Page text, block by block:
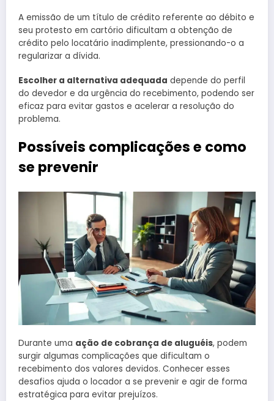
A emissão de um título de crédito referente ao débito e
seu protesto em cartório dificultam a obtenção de
crédito pelo locatário inadimplente, pressionando-o a
regularizar a dívida.
Escolher a alternativa adequada depende do perfil
do devedor e da urgência do recebimento, podendo ser
eficaz para evitar gastos e acelerar a resolução do
problema.
Possíveis complicações e como
se prevenir
Durante uma ação de cobrança de aluguéis, podem
surgir algumas complicações que dificultam o
recebimento dos valores devidos. Conhecer esses
desafios ajuda o locador a se prevenir e agir de forma
estratégica para evitar prejuízos.